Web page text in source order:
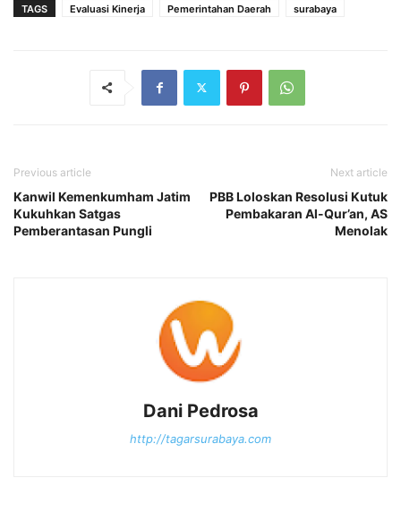
TAGS Evaluasi Kinerja Pemerintahan Daerah surabaya
Previous article
Kanwil Kemenkumham Jatim
Kukuhkan Satgas
Pemberantasan Pungli
Next article
PBB Loloskan Resolusi Kutuk
Pembakaran Al-Qur’an, AS
Menolak
Dani Pedrosa
http://tagarsurabaya.com